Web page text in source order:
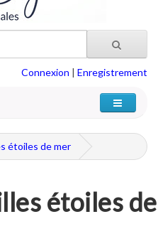
Connexion | Enregistrement
étoiles de mer
étoiles de